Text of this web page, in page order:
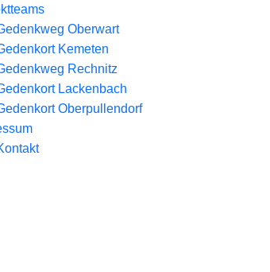
Oberwart
Kemeten
Rechnitz
Lackenbach
Oberpullendorf